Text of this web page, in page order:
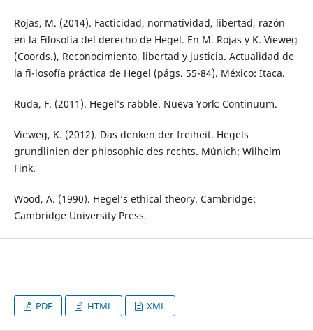
Rojas, M. (2014). Facticidad, normatividad, libertad, razón
en la Filosofía del derecho de Hegel. En M. Rojas y K. Vieweg
(Coords.), Reconocimiento, libertad y justicia. Actualidad de
la fi-losofía práctica de Hegel (págs. 55-84). México: Ítaca.
Ruda, F. (2011). Hegel’s rabble. Nueva York: Continuum.
Vieweg, K. (2012). Das denken der freiheit. Hegels
grundlinien der phiosophie des rechts. Múnich: Wilhelm
Fink.
Wood, A. (1990). Hegel’s ethical theory. Cambridge:
Cambridge University Press.
PDF HTML XML